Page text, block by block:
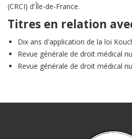
(CRCI) d'Île-de-France.
Titres en relation
Dix ans d'application de la loi
Revue générale de droit médical
Revue générale de droit médical